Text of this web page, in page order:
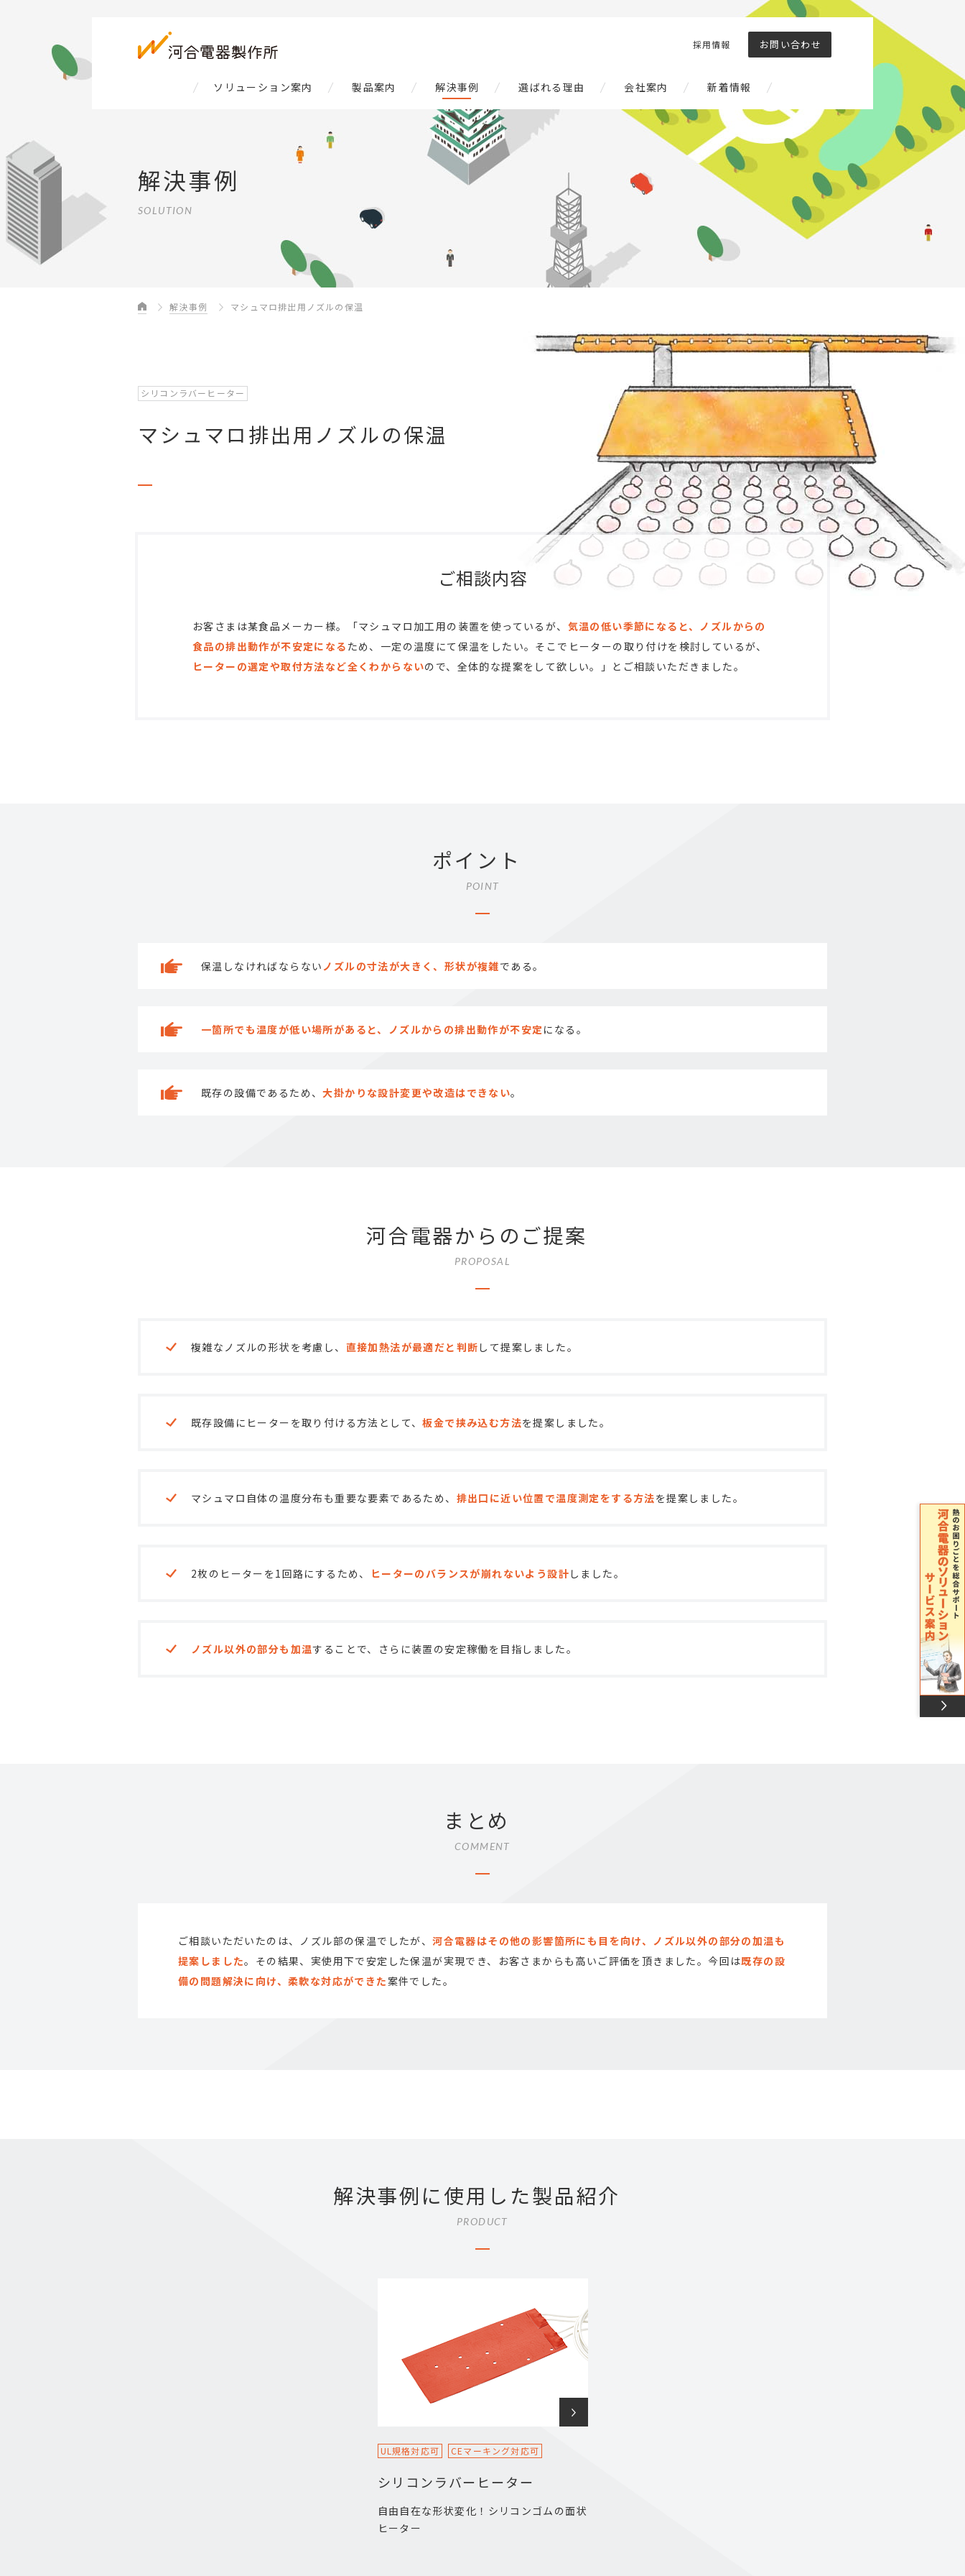
ソリューション案内 製品案内 解決事例 選ばれる理由 会社案内 新着情報
お問い合わせ
採用情報
解決事例
SOLUTION
解決事例 マシュマロ排出用ノズルの保温
シリコンラバーヒーター
マシュマロ排出用ノズルの保温
ご相談内容
お客さまは某食品メーカー様。「マシュマロ加工用の装置を使っているが、 気温の低い季節になると、ノズルからの
食品の排出動作が不安定になる ため、一定の温度にて保温をしたい。そこでヒーターの取り付けを検討しているが、
ヒーターの選定や取付方法など全くわからないので、全体的な提案をして欲しい。」とご相談いただきました。
ポイント
POINT
保温しなければならない ノズルの寸法が大きく、形状が複雑である。
一箇所でも温度が低い場所があると、ノズルからの排出動作が不安定になる。
既存の設備であるため、大掛かりな設計変更や改造はできない。
河合電器からのご提案
PROPOSAL
複雑なノズルの形状を考慮し、 直接加熱法が最適だと判断 して提案しました。
既存設備にヒーターを取り付ける方法として、板金で挟み込む方法を提案しました。
マシュマロ自体の温度分布も重要な要素であるため、 排出口に近い位置で温度測定をする方法を提案しました。
2枚のヒーターを1回路にするため、 ヒーターのバランスが崩れないよう設計 しました。
ノズル以外の部分も加温することで、さらに装置の安定稼働を目指しました。
まとめ
COMMENT
ご相談いただいたのは、ノズル部の保温でしたが、河合電器はその他の影響箇所にも目を向け、ノズル以外の部分の加温も
提案しました。その結果、実使用下で安定した保温が実現でき、お客さまからも高いご評価を頂きました。今回は既存の設
備の問題解決に向け、柔軟な対応ができた案件でした。
解決事例に使用した製品紹介
PRODUCT
UL規格対応可 CEマーキング対応可
シリコンラバーヒーター
自由自在な形状変化！シリコンゴムの面状
ヒーター